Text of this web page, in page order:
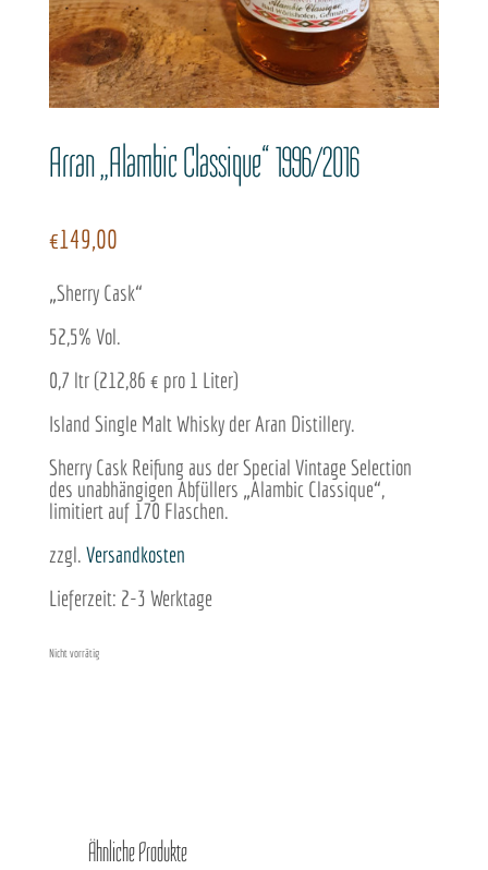
Arran „Alambic Classique“ 1996/2016
€149,00
„Sherry Cask“
52,5% Vol.
0,7 ltr (212,86 € pro 1 Liter)
Island Single Malt Whisky der Aran Distillery.
Sherry Cask Reifung aus der Special Vintage Selection
des unabhängigen Abfüllers „Alambic Classique“,
limitiert auf 170 Flaschen.
zzgl. Versandkosten
Lieferzeit: 2-3 Werktage
Nicht vorrätig
Ähnliche Produkte